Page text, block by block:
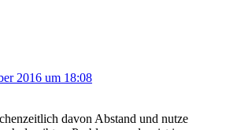
2016 um 18:08
davon Abstand und nutze